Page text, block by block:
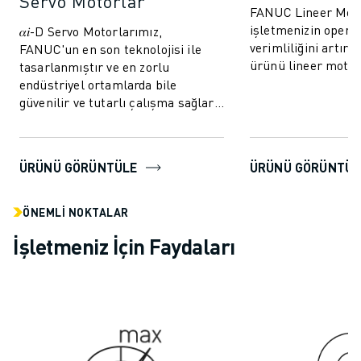
MALZEME TAŞIMA
BOYAMA
PALETLEME
PUNTA KAYNAĞI
GÖRSEL DENETIM
VAKA ÇALIŞMALARI
MÜŞTERI HIZMETLERI
SAHA VE BAKIM
UZAKTAN TEKNIK DESTEK
YEDEK PARÇALAR
EĞITIM VE ÖĞRETIM
𝛼𝑖-D Servo Motorlarımız,
FANUC'un en son teknolojisi ile
tasarlanmıştır ve en zorlu
endüstriyel ortamlarda bile
güvenilir ve tutarlı çalışma sağlar.
edilebilirler,...
ÜRÜNÜ GÖRÜNTÜLE
FANUC Lineer
işletmenizin
verimliliğini
ürünü lineer
ÜRÜNÜ
ÖNEMLI NOKTALAR
İşletmeniz İçin Faydaları